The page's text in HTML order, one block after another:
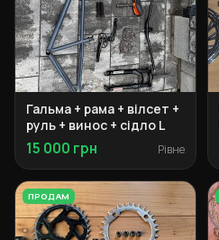
Гальма + рама + вілсет +
руль + винос + сідло L
15 000 грн Рівне
ПРОДАМ